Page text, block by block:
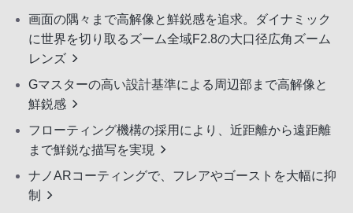
画面の隅々まで高解像と鮮鋭感を追求。ダイナミック
に世界を切り取るズーム全域F2.8の大口径広角ズーム
レンズ
Gマスターの高い設計基準による周辺部まで高解像と
鮮鋭感
フローティング機構の採用により、近距離から遠距離
まで鮮鋭な描写を実現
ナノARコーティングで、フレアやゴーストを大幅に抑
制